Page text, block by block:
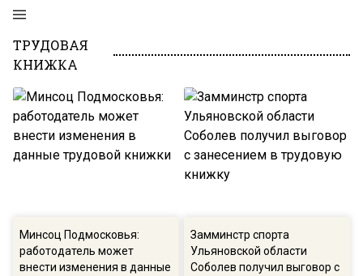
ТРУДОВАЯ
КНИЖКА
Минсоц Подмосковья:
работодатель может
внести изменения в данные
Замминстр спорта
Ульяновской области
Соболев получил выговор с